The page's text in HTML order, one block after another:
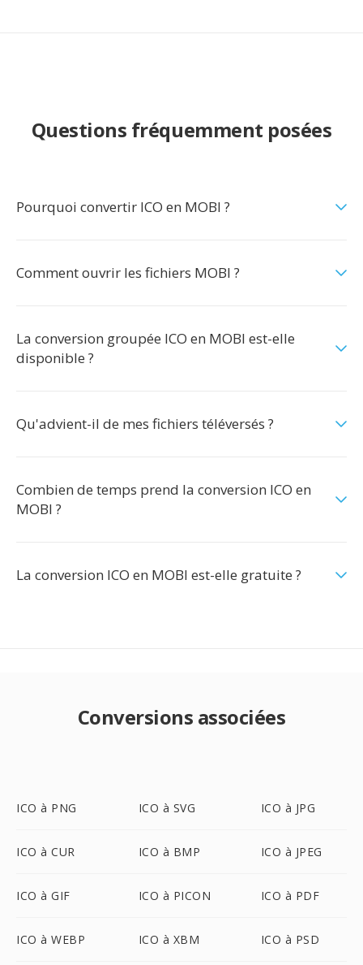
Questions fréquemment posées
Pourquoi convertir ICO en MOBI ?
Comment ouvrir les fichiers MOBI ?
La conversion groupée ICO en MOBI est-elle
disponible ?
Qu'advient-il de mes fichiers téléversés ?
Combien de temps prend la conversion ICO en
MOBI ?
La conversion ICO en MOBI est-elle gratuite ?
Conversions associées
ICO à PNG ICO à SVG ICO à JPG
ICO à CUR ICO à BMP ICO à JPEG
ICO à GIF ICO à PICON ICO à PDF
ICO à WEBP ICO à XBM ICO à PSD